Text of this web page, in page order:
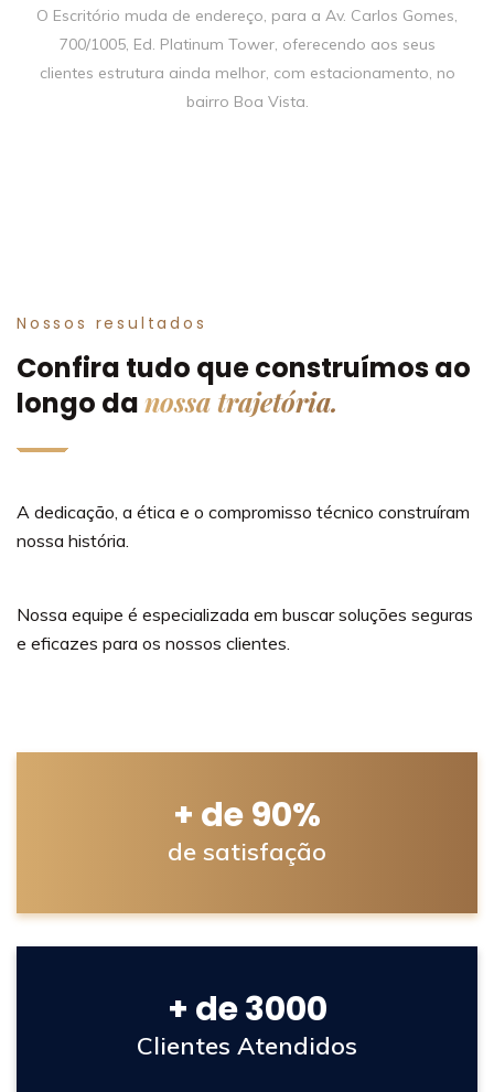
O Escritório muda de endereço, para a Av. Carlos Gomes,
700/1005, Ed. Platinum Tower, oferecendo aos seus
clientes estrutura ainda melhor, com estacionamento, no
bairro Boa Vista.
Nossos resultados
Confira tudo que construímos ao
longo danossa trajetória.
A dedicação, a ética e o compromisso técnico construíram
nossa história.
Nossa equipe é especializada em buscar soluções seguras
e eficazes para os nossos clientes.
+ de 90%
de satisfação
+ de 3000
Clientes Atendidos